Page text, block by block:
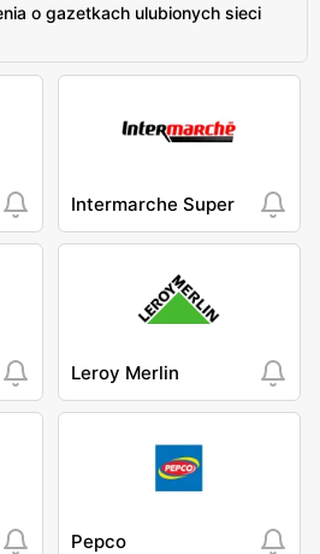
o gazetkach ulubionych sieci
Intermarche Super
Leroy Merlin
Pepco